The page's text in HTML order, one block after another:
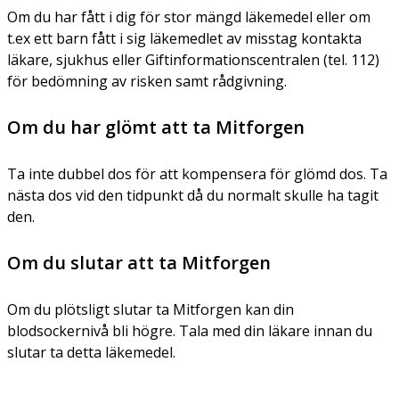
Om du har fått i dig för stor mängd läkemedel eller om
t.ex ett barn fått i sig läkemedlet av misstag kontakta
läkare, sjukhus eller Giftinformationscentralen (tel. 112)
för bedömning av risken samt rådgivning.
Om du har glömt att ta Mitforgen
Ta inte dubbel dos för att kompensera för glömd dos. Ta
nästa dos vid den tidpunkt då du normalt skulle ha tagit
den.
Om du slutar att ta Mitforgen
Om du plötsligt slutar ta Mitforgen kan din
blodsockernivå bli högre. Tala med din läkare innan du
slutar ta detta läkemedel.